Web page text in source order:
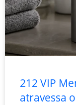
212 VIP
atravessa